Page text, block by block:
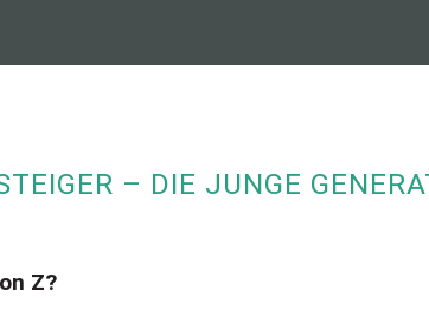
– DIE JUNGE
Z?